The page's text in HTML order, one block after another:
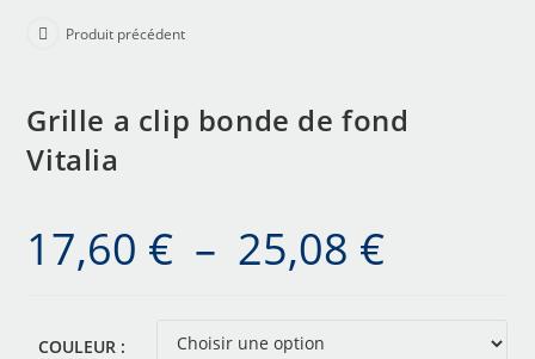
Produit précédent
Grille a clip bonde de fond
Vitalia
17,60 € – 25,08 €
COULEUR :